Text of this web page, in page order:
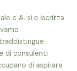
e A. si e iscritta
di consulenti
di aspirare